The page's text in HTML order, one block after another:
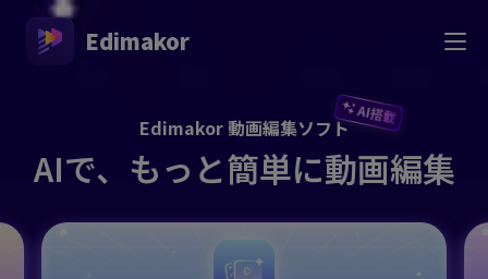
Edimakor
Edimakor 動画編集ソフト
AI搭載
AIで、もっと簡単に動画編集